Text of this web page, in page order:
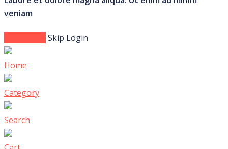
veniam
Skip Login
Home
Category
Search